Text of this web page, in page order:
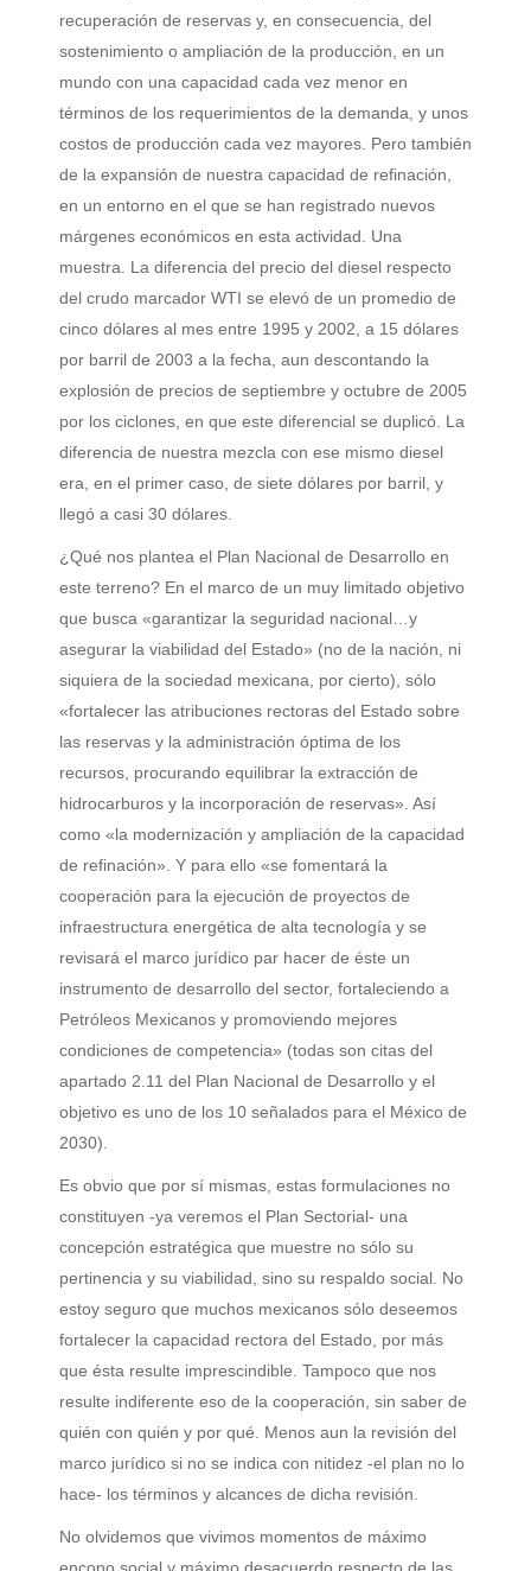
recuperación de reservas y, en consecuencia, del
sostenimiento o ampliación de la producción, en un
mundo con una capacidad cada vez menor en
términos de los requerimientos de la demanda, y unos
costos de producción cada vez mayores. Pero también
de la expansión de nuestra capacidad de refinación,
en un entorno en el que se han registrado nuevos
márgenes económicos en esta actividad. Una
muestra. La diferencia del precio del diesel respecto
del crudo marcador WTI se elevó de un promedio de
cinco dólares al mes entre 1995 y 2002, a 15 dólares
por barril de 2003 a la fecha, aun descontando la
explosión de precios de septiembre y octubre de 2005
por los ciclones, en que este diferencial se duplicó. La
diferencia de nuestra mezcla con ese mismo diesel
era, en el primer caso, de siete dólares por barril, y
llegó a casi 30 dólares.
¿Qué nos plantea el Plan Nacional de Desarrollo en
este terreno? En el marco de un muy limitado objetivo
que busca «garantizar la seguridad nacional…y
asegurar la viabilidad del Estado» (no de la nación, ni
siquiera de la sociedad mexicana, por cierto), sólo
«fortalecer las atribuciones rectoras del Estado sobre
las reservas y la administración óptima de los
recursos, procurando equilibrar la extracción de
hidrocarburos y la incorporación de reservas». Así
como «la modernización y ampliación de la capacidad
de refinación». Y para ello «se fomentará la
cooperación para la ejecución de proyectos de
infraestructura energética de alta tecnología y se
revisará el marco jurídico par hacer de éste un
instrumento de desarrollo del sector, fortaleciendo a
Petróleos Mexicanos y promoviendo mejores
condiciones de competencia» (todas son citas del
apartado 2.11 del Plan Nacional de Desarrollo y el
objetivo es uno de los 10 señalados para el México de
2030).
Es obvio que por sí mismas, estas formulaciones no
constituyen -ya veremos el Plan Sectorial- una
concepción estratégica que muestre no sólo su
pertinencia y su viabilidad, sino su respaldo social. No
estoy seguro que muchos mexicanos sólo deseemos
fortalecer la capacidad rectora del Estado, por más
que ésta resulte imprescindible. Tampoco que nos
resulte indiferente eso de la cooperación, sin saber de
quién con quién y por qué. Menos aun la revisión del
marco jurídico si no se indica con nitidez -el plan no lo
hace- los términos y alcances de dicha revisión.
No olvidemos que vivimos momentos de máximo